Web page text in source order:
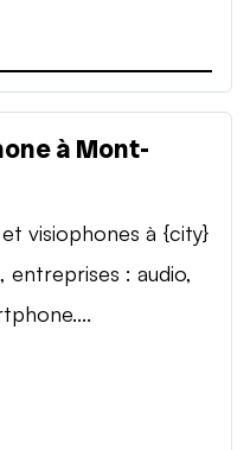
à Mont-
visiophones à {city}
entreprises : audio,